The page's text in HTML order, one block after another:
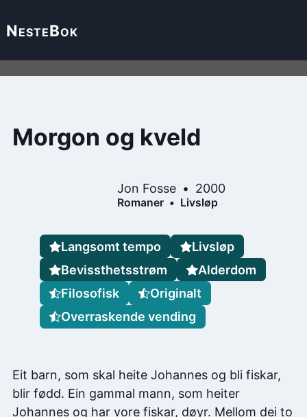
NesteBok
Morgon og kveld
Jon Fosse 2000
Romaner Livsløp
Eit barn, som skal heite Johannes og bli fiskar,
blir fødd. Ein gammal mann, som heiter
Johannes og har vore fiskar, døyr. Mellom dei to
Langsomt tempo
Livsløp
Bevissthetsstrøm
Alderdom
Filosofisk
Originalt
Overraskende vending